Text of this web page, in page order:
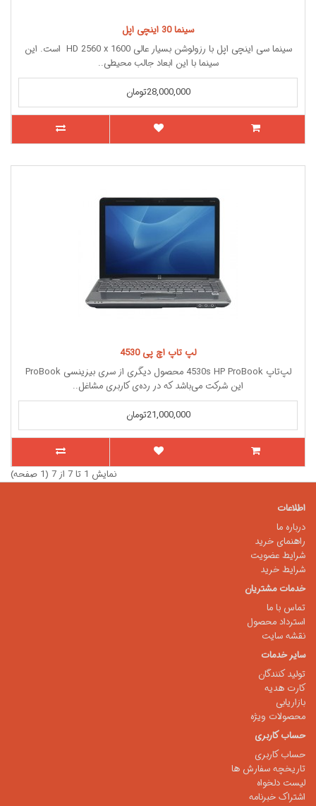
سینما 30 اینچی اپل
سینما سی اینچی اپل با رزولوشن بسیار عالی HD 2560 x 1600 است. این
سینما با این ابعاد جالب محیطی..
28,000,000تومان
لپ تاپ اچ پی 4530
لپ‌تاپ 4530s HP ProBook محصول دیگری از سری بیزینسی ProBook
این شرکت می‌باشد که در رده‌ی کاربری مشاغل..
21,000,000تومان
نمایش 1 تا 7 از 7 (1 صفحه)
اطلاعات
درباره ما
راهنمای خرید
شرایط عضویت
شرایط خرید
خدمات مشتریان
تماس با ما
استرداد محصول
نقشه سایت
سایر خدمات
تولید کنندگان
کارت هدیه
بازاریابی
محصولات ویژه
حساب کاربری
حساب کاربری
تاریخچه سفارش ها
لیست دلخواه
اشتراک خبرنامه